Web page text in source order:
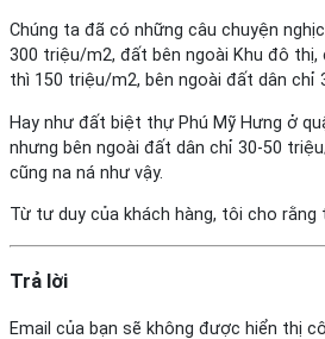
Chúng ta đã có những câu chuyện
300 triệu/m2, đất bên ngoài Khu đô
thì 150 triệu/m2, bên ngoài đất dân chỉ
Hay như đất biệt thự Phú Mỹ Hưng ở
nhưng bên ngoài đất dân chỉ 30-50
cũng na ná như vậy.
Từ tư duy của khách hàng, tôi cho
Trả lời
Email của bạn sẽ không được hiển thị